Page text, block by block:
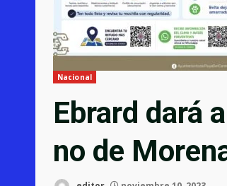
Nacional
Ebrard dará
no de